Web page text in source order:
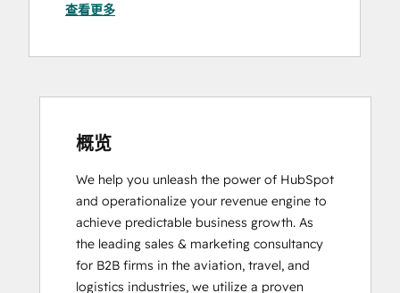
HubSpot Sales Hub Software
Inbound
Inbound Sales
Reporting and Analytics Bootcamp
RevOps Bootcamp
Sales Enablement
Salesforce Integration Certification
查看更多
概览
We help you unleash the power of HubSpot
and operationalize your revenue engine to
achieve predictable business growth. As
the leading sales & marketing consultancy
for B2B firms in the aviation, travel, and
logistics industries, we utilize a proven